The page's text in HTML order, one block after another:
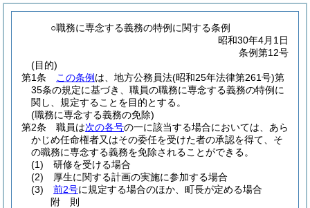
○職務に専念する義務の特例に関する条例
昭和30年4月1日
条例第12号
(目的)
第1条
この条例 は、地方公務員法(昭和25年法律第261号)第
35条の規定に基づき、職員の職務に専念する義務の特例に
関し、規定することを目的とする。
(職務に専念する義務の免除)
第2条
職員は次の各号の一に該当する場合においては、あら
かじめ任命権者又はその委任を受けた者の承認を得て、そ
の職務に専念する義務を免除されることができる。
(1)
研修を受ける場合
(2)
厚生に関する計画の実施に参加する場合
(3)
前2号に規定する場合のほか、町長が定める場合
附 則